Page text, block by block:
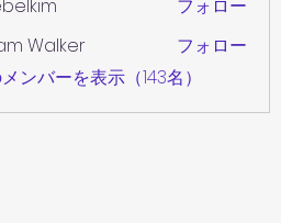
フォロー
Walker
フォロー
ンバーを表示（143名）